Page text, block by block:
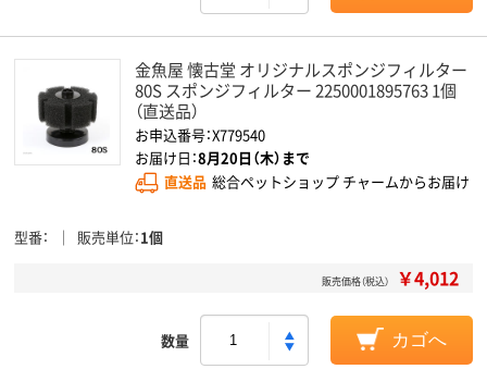
金魚屋 懐古堂 オリジナルスポンジフィルター
80S スポンジフィルター 2250001895763 1個
（直送品）
お申込番号：X779540
お届け日：8月20日（木）まで
直送品 総合ペットショップ チャームからお届け
型番 販売単位 1個
販売価格（税込） ￥4,012
数量 カゴへ